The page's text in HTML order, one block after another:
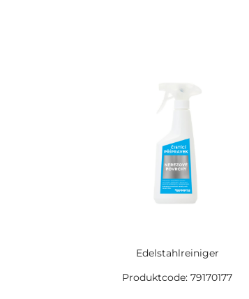
Edelstahlreiniger
Produktcode: 79170177